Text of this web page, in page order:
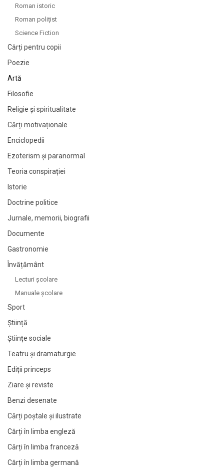
Roman istoric
Roman polițist
Science Fiction
Cărți pentru copii
Poezie
Artă
Filosofie
Religie și spiritualitate
Cărți motivaționale
Enciclopedii
Ezoterism și paranormal
Teoria conspirației
Istorie
Doctrine politice
Jurnale, memorii, biografii
Documente
Gastronomie
Învățământ
Lecturi şcolare
Manuale şcolare
Sport
Știință
Științe sociale
Teatru și dramaturgie
Ediții princeps
Ziare şi reviste
Benzi desenate
Cărți poștale și ilustrate
Cărți în limba engleză
Cărți în limba franceză
Cărți în limba germană